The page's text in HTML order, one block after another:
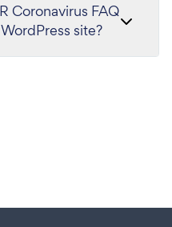
Coronavirus FAQ
site?